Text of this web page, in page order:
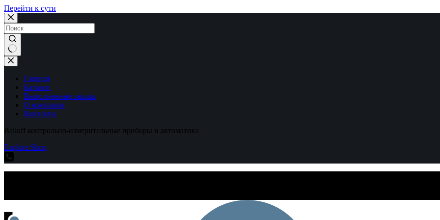
Перейти к сути
Ничего
не
найденоГлавная
Каталог
Выполненные заказы
О компании
Контакты
Balluff контрольно-измерительные приборы и автоматика
Explore Shop